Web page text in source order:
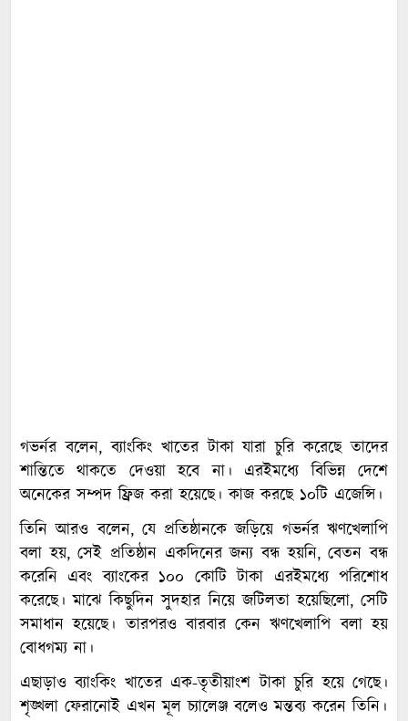
গভর্নর বলেন, ব্যাংকিং খাতের টাকা যারা চুরি করেছে তাদের
শান্তিতে থাকতে দেওয়া হবে না। এরইমধ্যে বিভিন্ন দেশে
অনেকের সম্পদ ফ্রিজ করা হয়েছে। কাজ করছে ১০টি এজেন্সি।
তিনি আরও বলেন, যে প্রতিষ্ঠানকে জড়িয়ে গভর্নর ঋণখেলাপি
বলা হয়, সেই প্রতিষ্ঠান একদিনের জন্য বন্ধ হয়নি, বেতন বন্ধ
করেনি এবং ব্যাংকের ১০০ কোটি টাকা এরইমধ্যে পরিশোধ
করেছে। মাঝে কিছুদিন সুদহার নিয়ে জটিলতা হয়েছিলো, সেটি
সমাধান হয়েছে। তারপরও বারবার কেন ঋণখেলাপি বলা হয়
বোধগম্য না।
এছাড়াও ব্যাংকিং খাতের এক-তৃতীয়াংশ টাকা চুরি হয়ে গেছে।
শৃঙ্খলা ফেরানোই এখন মূল চ্যালেঞ্জ বলেও মন্তব্য করেন তিনি।